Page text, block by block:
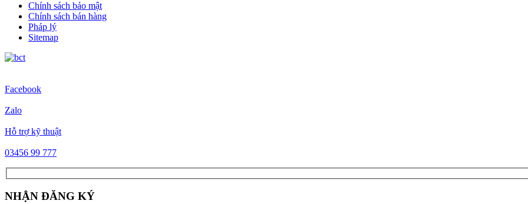
Chính sách bảo mật
Chính sách bán hàng
Pháp lý
Sitemap
Facebook
Zalo
Hỗ trợ kỹ thuật
03456 99 777
NHẬN ĐĂNG KÝ